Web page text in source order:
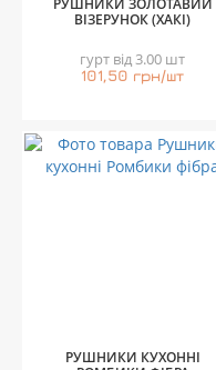
РУШНИКИ ЗОЛОТАВИЙ
ВІЗЕРУНОК (ХАКІ)
гурт від 3.00 шт
101,50 грн/шт
РУШНИКИ КУХОННІ